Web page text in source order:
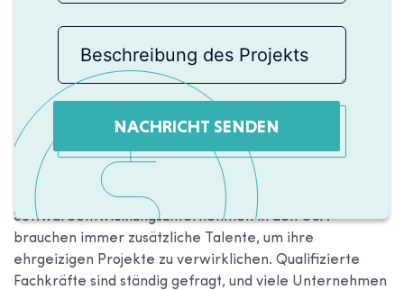
NACHRICHT SENDEN
Softwareentwicklungsunternehmen in den USA
brauchen immer zusätzliche Talente, um ihre
ehrgeizigen Projekte zu verwirklichen. Qualifizierte
Fachkräfte sind ständig gefragt, und viele Unternehmen